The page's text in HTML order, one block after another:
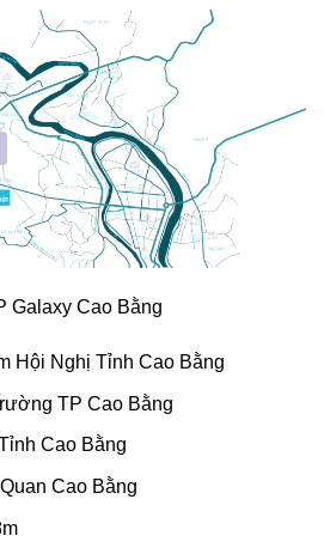
Galaxy Cao Bằng
Hội Nghị Tỉnh Cao Bằng
TP Cao Bằng
Cao Bằng
Cao Bằng